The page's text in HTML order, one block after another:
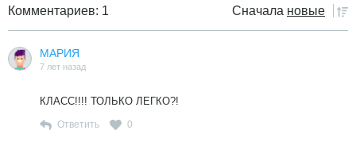
Комментариев: 1 Сначала новые
МАРИЯ
7 лет назад
КЛАСС!!!! ТОЛЬКО ЛЕГКО?!
Ответить 0